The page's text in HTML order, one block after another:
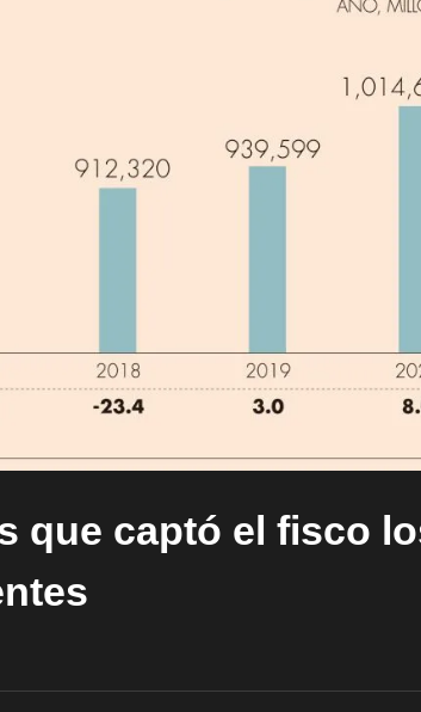
que captó el fisco